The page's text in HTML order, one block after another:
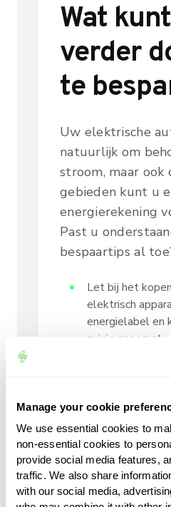
Manage your cookie
We use essential cookies to
non-essential cookies to
provide social media features,
traffic. We also share
with our social media,
Wat
verder
te
Uw elektrische
natuurlijk om
stroom, maar ook
gebieden kunt u
energierekening
Past u
bespaartips al
Let bij het
elektrisch
energielabel en
zuinig apparaat.
ledverlichting.
Bent u een tijd
een bepaalde
het licht en de
Vergeet u vaak